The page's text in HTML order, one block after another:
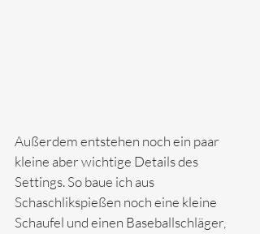
Außerdem entstehen noch ein paar
kleine aber wichtige Details des
Settings. So baue ich aus
Schaschlikspießen noch eine kleine
Schaufel und einen Baseballschläger,